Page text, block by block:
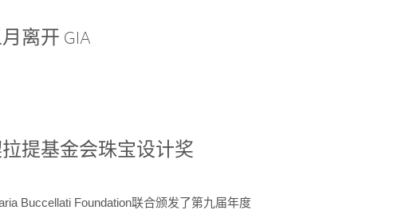
离开 GIA
提基金会珠宝设计奖
Buccellati Foundation联合颁发了第九届年度